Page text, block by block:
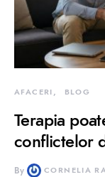
AFACERI BLOG
Terapia
conflictelor
By CORNELIA